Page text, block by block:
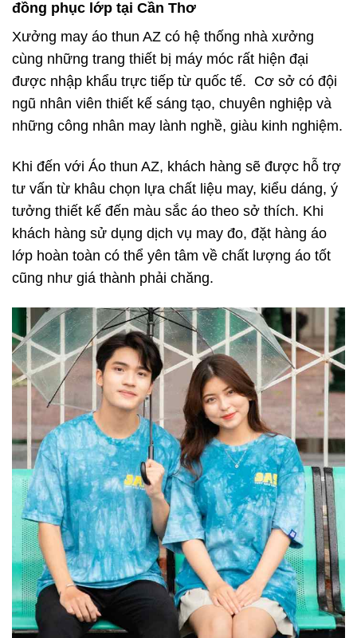
đồng phục lớp tại Cần Thơ
Xưởng may áo thun AZ có hệ thống nhà xưởng
cùng những trang thiết bị máy móc rất hiện đại
được nhập khẩu trực tiếp từ quốc tế. Cơ sở có đội
ngũ nhân viên thiết kế sáng tạo, chuyên nghiệp và
những công nhân may lành nghề, giàu kinh nghiệm.
Khi đến với Áo thun AZ, khách hàng sẽ được hỗ trợ
tư vấn từ khâu chọn lựa chất liệu may, kiểu dáng, ý
tưởng thiết kế đến màu sắc áo theo sở thích. Khi
khách hàng sử dụng dịch vụ may đo, đặt hàng áo
lớp hoàn toàn có thể yên tâm về chất lượng áo tốt
cũng như giá thành phải chăng.